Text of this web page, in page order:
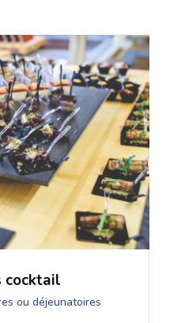
cocktail
ou déjeunatoires